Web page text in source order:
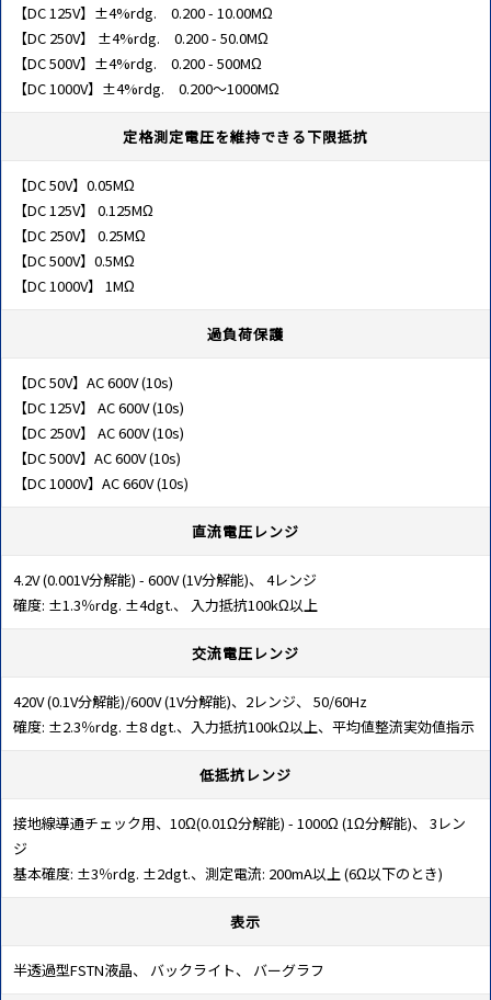
【DC 125V】±4%rdg. 0.200 - 10.00MΩ
【DC 250V】 ±4%rdg. 0.200 - 50.0MΩ
【DC 500V】±4%rdg. 0.200 - 500MΩ
【DC 1000V】±4%rdg. 0.200～1000MΩ
定格測定電圧を維持できる下限抵抗
【DC 50V】0.05MΩ
【DC 125V】 0.125MΩ
【DC 250V】 0.25MΩ
【DC 500V】0.5MΩ
【DC 1000V】 1MΩ
過負荷保護
【DC 50V】AC 600V (10s)
【DC 125V】 AC 600V (10s)
【DC 250V】 AC 600V (10s)
【DC 500V】AC 600V (10s)
【DC 1000V】AC 660V (10s)
直流電圧レンジ
4.2V (0.001V分解能) - 600V (1V分解能)、 4レンジ
確度: ±1.3％rdg. ±4dgt.、 入力抵抗100kΩ以上
交流電圧レンジ
420V (0.1V分解能)/600V (1V分解能)、2レンジ、 50/60Hz
確度: ±2.3％rdg. ±8 dgt.、入力抵抗100kΩ以上、平均値整流実効値指示
低抵抗レンジ
接地線導通チェック用、10Ω(0.01Ω分解能) - 1000Ω (1Ω分解能)、 3レン
ジ
基本確度: ±3％rdg. ±2dgt.、測定電流: 200mA以上 (6Ω以下のとき)
表示
半透過型FSTN液晶、 バックライト、 バーグラフ